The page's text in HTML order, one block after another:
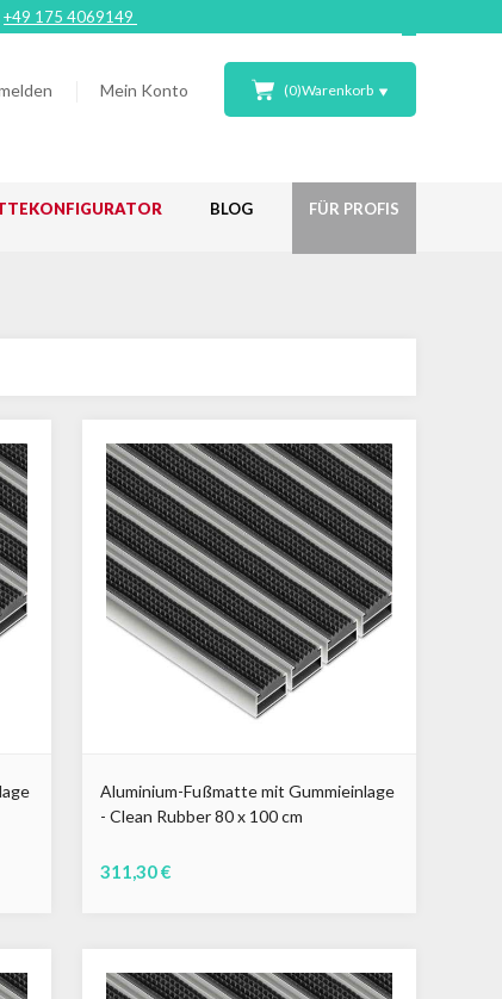
+49 175 4069149
Mein Konto (0)Warenkorb
BLOG FÜR PROFIS
Aluminium-Fußmatte mit Gummieinlage
- Clean Rubber 80 x 100 cm
311,30 €